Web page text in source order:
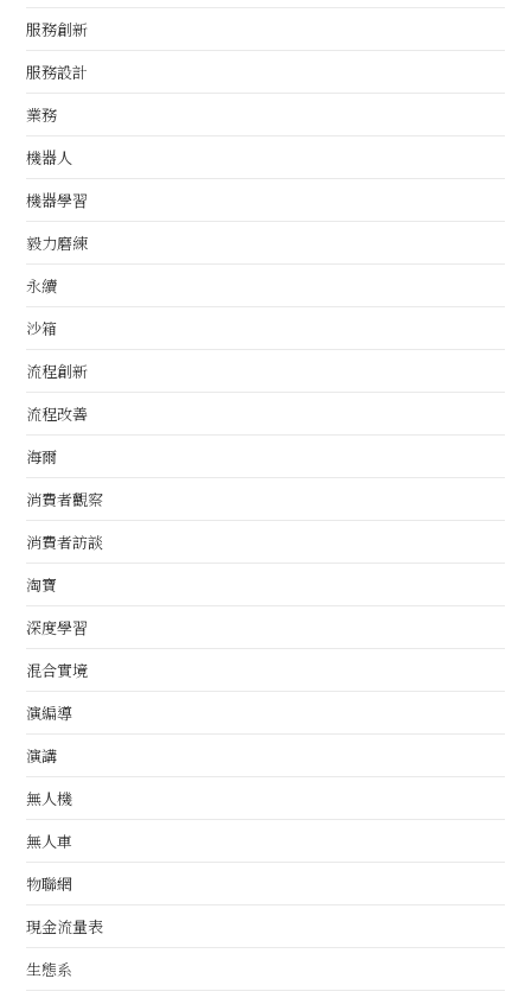
服務創新
服務設計
業務
機器人
機器學習
毅力磨練
永續
沙箱
流程創新
流程改善
海爾
消費者觀察
消費者訪談
淘寶
深度學習
混合實境
演編導
演講
無人機
無人車
物聯網
現金流量表
生態系